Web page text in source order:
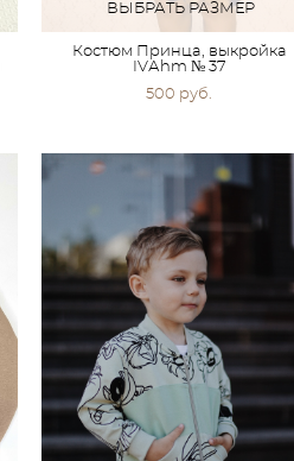
ВЫБРАТЬ РАЗМЕР
Костюм Принца, выкройка
IVАhm № 37
500 pуб.